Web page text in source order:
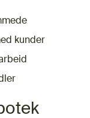
kunder